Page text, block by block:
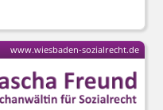
www.wiesbaden-sozialrecht.de